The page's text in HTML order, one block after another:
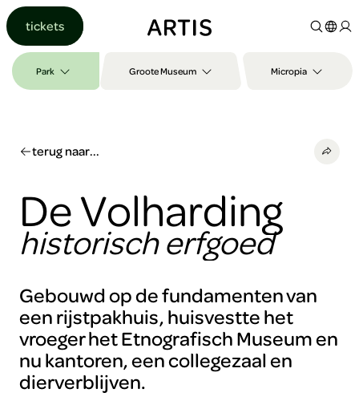
Ga naar
Ga
naar
zoeken
Park Groote Museum Micropia
tickets
terug naar...
De Volharding
historisch erfgoed
Gebouwd op de fundamenten van
een rijstpakhuis, huisvestte het
vroeger het Etnografisch Museum en
nu kantoren, een collegezaal en
dierverblijven.